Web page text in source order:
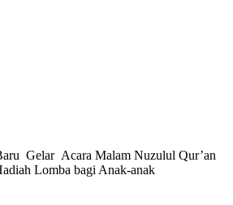
Gelar Acara Malam Nuzulul Qur’an
Lomba bagi Anak-anak